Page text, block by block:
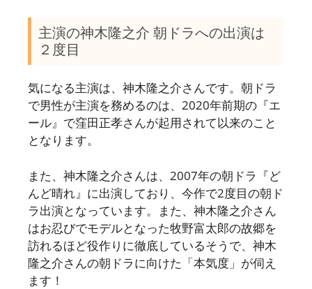
主演の神木隆之介 朝ドラへの出演は
２度目
気になる主演は、神木隆之介さんです。朝ドラ
で男性が主演を務めるのは、2020年前期の『エ
ール』で窪田正孝さんが起用されて以来のこと
となります。
また、神木隆之介さんは、2007年の朝ドラ『ど
んど晴れ』に出演しており、今作で2度目の朝ド
ラ出演となっています。また、神木隆之介さん
はお忍びでモデルとなった牧野富太郎の故郷を
訪れるほど役作りに徹底しているそうで、神木
隆之介さんの朝ドラに向けた「本気度」が伺え
ます！